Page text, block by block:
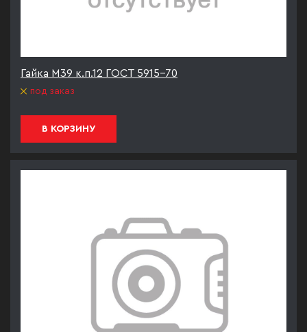
Гайка М39 к.п.12 ГОСТ 5915-70
под заказ
В КОРЗИНУ